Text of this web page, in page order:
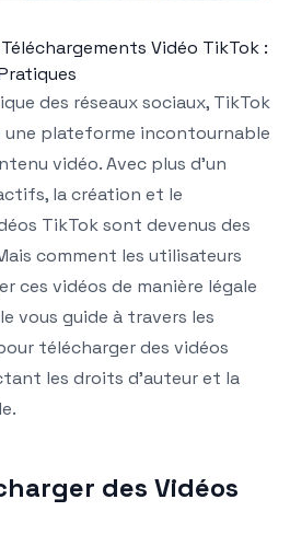
Vidéo TikTok :
des réseaux sociaux, TikTok
une plateforme incontournable
vidéo. Avec plus d’un
la création et le
TikTok sont devenus des
comment les utilisateurs
ces vidéos de manière légale
vous guide à travers les
télécharger des vidéos
les droits d’auteur et la
des Vidéos